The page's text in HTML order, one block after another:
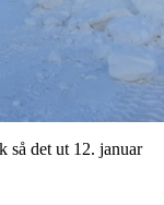
januar